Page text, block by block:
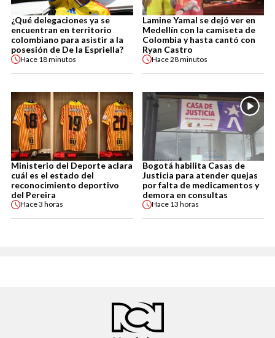
¿Qué delegaciones ya se
encuentran en territorio
colombiano para asistir a la
posesión de De la Espriella?
Hace 18 minutos
Lamine Yamal se dejó ver en
Medellín con la camiseta de
Colombia y hasta cantó con
Ryan Castro
Hace28 minutos
Ministerio del Deporte aclara
cuál es el estado del
reconocimiento deportivo
del Pereira
Hace3 horas
Bogotá habilita Casas de
Justicia para atender quejas
por falta de medicamentos y
demora en consultas
Hace 13 horas